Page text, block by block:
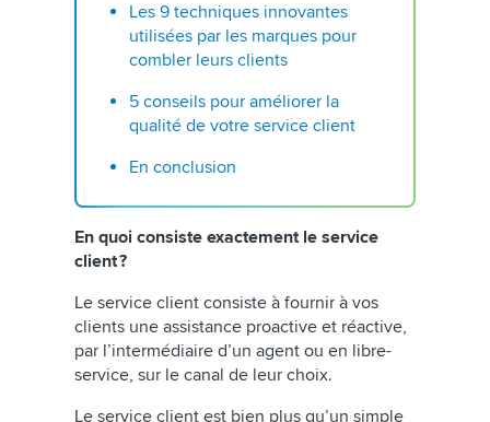
Les 9 techniques innovantes
utilisées par les marques pour
combler leurs clients
5 conseils pour améliorer la
qualité de votre service client
En conclusion
En quoi consiste exactement le service
client ?
Le service client consiste à fournir à vos
clients une assistance proactive et réactive,
par l’intermédiaire d’un agent ou en libre-
service, sur le canal de leur choix.
Le service client est bien plus qu’un simple